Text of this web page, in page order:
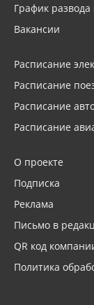
График развода
Вакансии
Расписание
Расписание
Расписание
Расписание
О проекте
Подписка
Реклама
Письмо в
QR код
Политика